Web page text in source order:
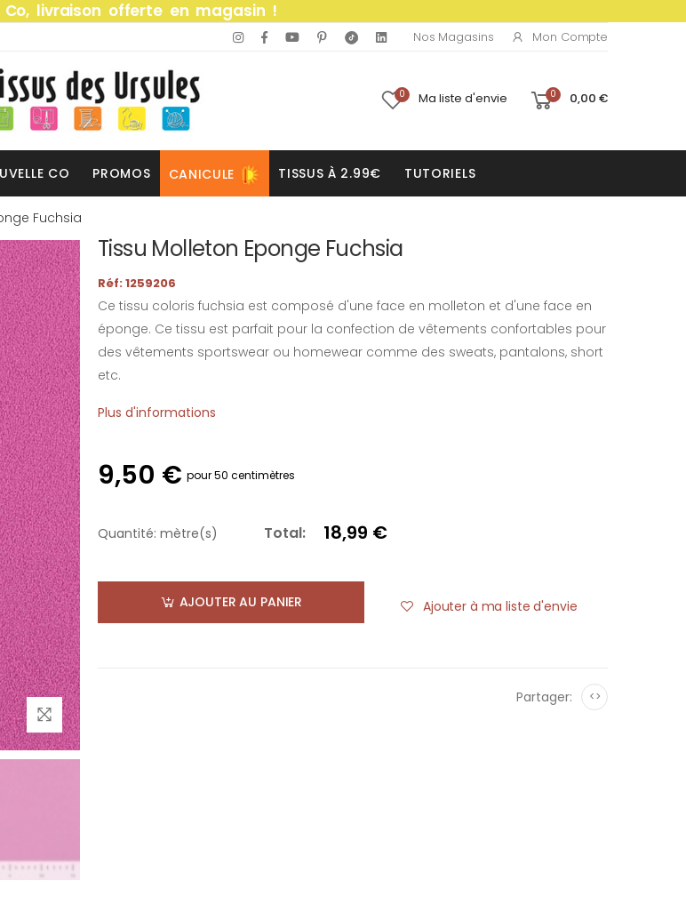
Co, livraison offerte en magasin !
Nos Magasins Mon Compte
0 Ma liste d'envie 0 0,00 €
CO PROMOS CANICULE TISSUS À 2.99€ TUTORIELS
Fuchsia
Tissu Molleton Eponge Fuchsia
Réf: 1259206
Ce tissu coloris fuchsia est composé d'une face en molleton et d'une face en
éponge. Ce tissu est parfait pour la confection de vêtements confortables pour
des vêtements sportswear ou homewear comme des sweats, pantalons, short
etc.
Plus d'informations
9,50 € pour 50 centimètres
Quantité: mètre(s) Total: 18,99 €
AJOUTER AU PANIER Ajouter à ma liste d'envie
Partager: <>